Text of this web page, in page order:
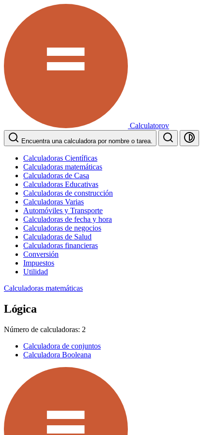
Calculatorov
Encuentra una calculadora por nombre o tarea.
Calculadoras Científicas
Calculadoras matemáticas
Calculadoras de Casa
Calculadoras Educativas
Calculadoras de construcción
Calculadoras Varias
Automóviles y Transporte
Calculadoras de fecha y hora
Calculadoras de negocios
Calculadoras de Salud
Calculadoras financieras
Conversión
Impuestos
Utilidad
Calculadoras matemáticas
Lógica
Número de calculadoras: 2
Calculadora de conjuntos
Calculadora Booleana